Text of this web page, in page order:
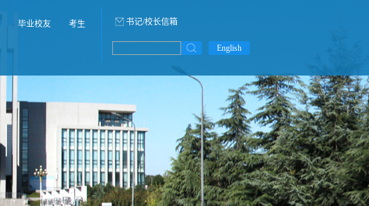
书记/校长信箱
English
毕业校友 考生